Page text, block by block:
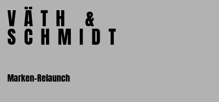
VÄTH &
SCHMIDT
Marken-Relaunch